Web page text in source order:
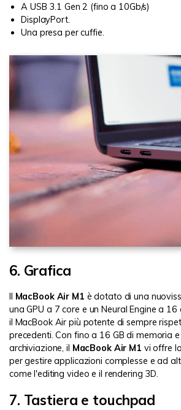
A USB 3.1 Gen 2 (fino a 10Gb/s)
DisplayPort.
Una presa per cuffie.
6. Grafica
Il MacBook Air M1 è dotato di una
una GPU a 7 core e un Neural Engine a 16
il MacBook Air più potente di sempre
precedenti. Con fino a 16 GB di memoria
archiviazione, il MacBook Air M1 vi offre
per gestire applicazioni complesse e ad
come l'editing video e il rendering 3D.
7. Tastiera e touchpad